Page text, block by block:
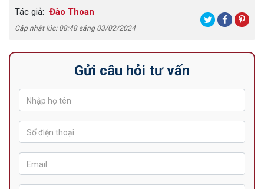
Tác giả: Đào Thoan
Cập nhật lúc: 08:48 sáng 03/02/2024
Gửi câu hỏi tư vấn